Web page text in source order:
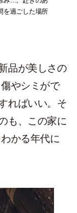
を過ごした場所
品が美しさの
やシミがで
ればいい。そ
も、この家に
かる年代に